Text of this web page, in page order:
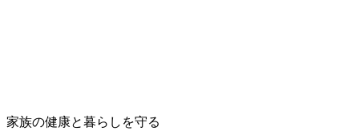
家族の健康と暮らしを守る